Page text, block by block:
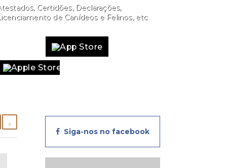
Certidões, Declarações,
de Canídeos e Felinos, etc
Siga-nos no facebook